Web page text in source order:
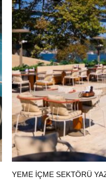
YEME İÇME SEKTÖRÜ